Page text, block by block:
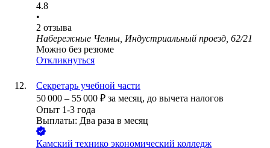
4.8
•
2 отзыва
Набережные Челны, Индустриальный проезд, 62/21
Можно без резюме
Откликнуться
Секретарь учебной части
50 000 – 55 000 ₽ за месяц, до вычета налогов
Опыт 1-3 года
Выплаты: Два раза в месяц
Камский технико экономический колледж